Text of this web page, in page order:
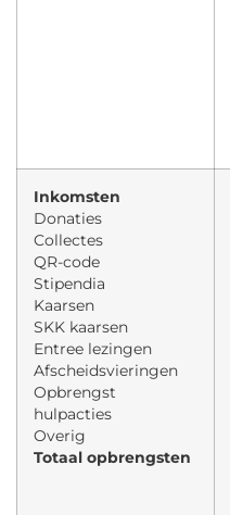
Inkomsten
Donaties
Collectes
QR-code
Stipendia
Kaarsen
SKK kaarsen
Entree lezingen
Afscheidsvieringen
Opbrengst
hulpacties
Overig
Totaal opbrengsten